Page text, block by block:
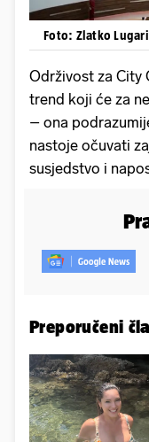
Foto: Zlatko
Održivost za City
trend koji će za
– ona
nastoje očuvati
susjedstvo i
Preporučeni